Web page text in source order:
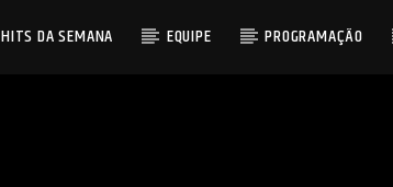
HITS DA SEMANA EQUIPE PROGRAMAÇÃO